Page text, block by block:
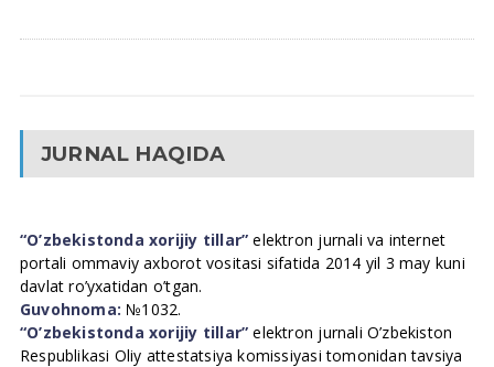
JURNAL HAQIDA
“O’zbekistonda xorijiy tillar” elektron jurnali va internet
portali ommaviy axborot vositasi sifatida 2014 yil 3 may kuni
davlat ro’yxatidan o’tgan.
Guvohnoma: №1032.
“O’zbekistonda xorijiy tillar” elektron jurnali O’zbekiston
Respublikasi Oliy attestatsiya komissiyasi tomonidan tavsiya